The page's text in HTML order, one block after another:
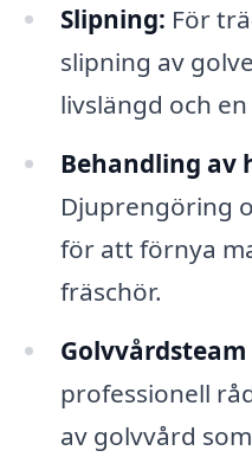
Slipning: För
slipning av
livslängd och
Behandling av
Djuprengöring
för att förnya
fräschör.
professionell
av golvvård